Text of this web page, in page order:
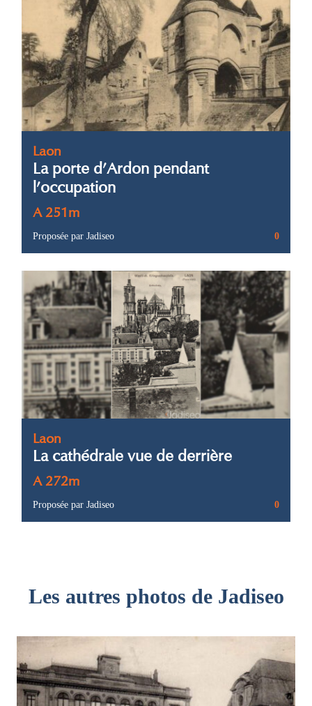
Laon
La porte d’Ardon pendant
l’occupation
A 251m
Proposée par Jadiseo 0
Laon
La cathédrale vue de derrière
A 272m
Proposée par Jadiseo 0
Les autres photos de Jadiseo